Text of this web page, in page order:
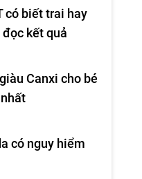
có biết trai hay
kết quả
Canxi cho bé
có nguy hiểm